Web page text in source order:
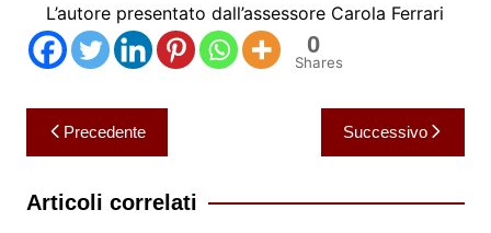
L’autore presentato dall’assessore Carola Ferrari
0
Shares
Navigazione
articoli
Precedente Successivo
Articoli correlati